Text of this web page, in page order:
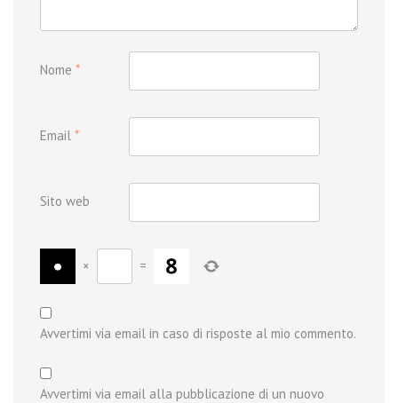
Nome *
Email *
Sito web
× =
Avvertimi via email in caso di risposte al mio commento.
Avvertimi via email alla pubblicazione di un nuovo